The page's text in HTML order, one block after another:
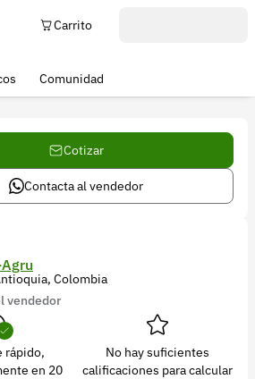
Carrito
Comunidad
Cotizar
Contacta al vendedor
Colombia
vendedor
rápido,
en 20
No hay suficientes
calificaciones para calcular